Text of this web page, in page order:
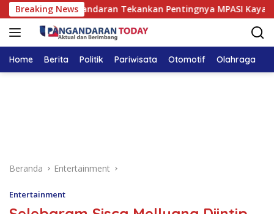
Langsung
ke
konten
Breaking News
Pangandaran Tekankan Pentingnya MPASI Kaya Zat
Home Berita Politik Pariwisata Otomotif Olahraga
Beranda Entertainment
Entertainment